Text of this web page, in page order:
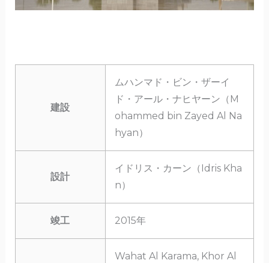
建設
ムハンマド・ビン・ザーイ
ド・アール・ナヒヤーン（M
ohammed bin Zayed Al Na
hyan）
設計
イドリス・カーン（Idris Kha
n）
竣工 2015年
Wahat Al Karama, Khor Al